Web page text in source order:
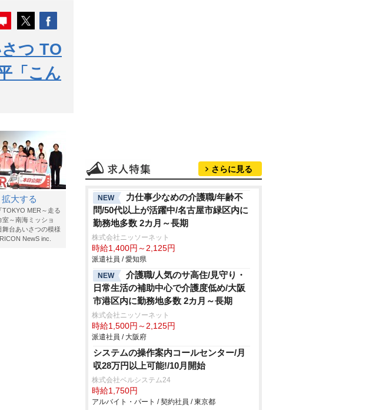
つ TO
「こん
拡大する
TOKYO MER～走る
室～南海ミッショ
舞台あいさつの模様
NewS inc.
さらに見る
NEW
力仕事少なめの介護職/年齢不
問/50代以上が活躍中/名古屋市緑区内に
勤務地多数 2カ月～長期
株式会社ニッソーネット
時給1,400円～2,125円
派遣社員 / 愛知県
NEW
介護職/人気のサ高住/見守り・
日常生活の補助中心で介護度低め/大阪
市港区内に勤務地多数 2カ月～長期
株式会社ニッソーネット
時給1,500円～2,125円
派遣社員 / 大阪府
システムの操作案内コールセンター/月
収28万円以上可能!/10月開始
株式会社ベルシステム24
時給1,750円
アルバイト・パート / 契約社員 / 東京都